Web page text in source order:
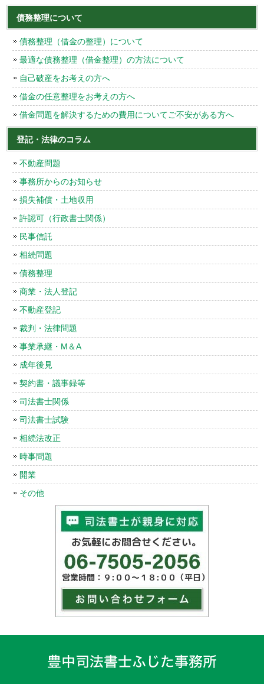
債務整理について
債務整理（借金の整理）について
最適な債務整理（借金整理）の方法について
自己破産をお考えの方へ
借金の任意整理をお考えの方へ
借金問題を解決するための費用についてご不安がある方へ
登記・法律のコラム
不動産問題
事務所からのお知らせ
損失補償・土地収用
許認可（行政書士関係）
民事信託
相続問題
債務整理
商業・法人登記
不動産登記
裁判・法律問題
事業承継・M＆A
成年後見
契約書・議事録等
司法書士関係
司法書士試験
相続法改正
時事問題
開業
その他